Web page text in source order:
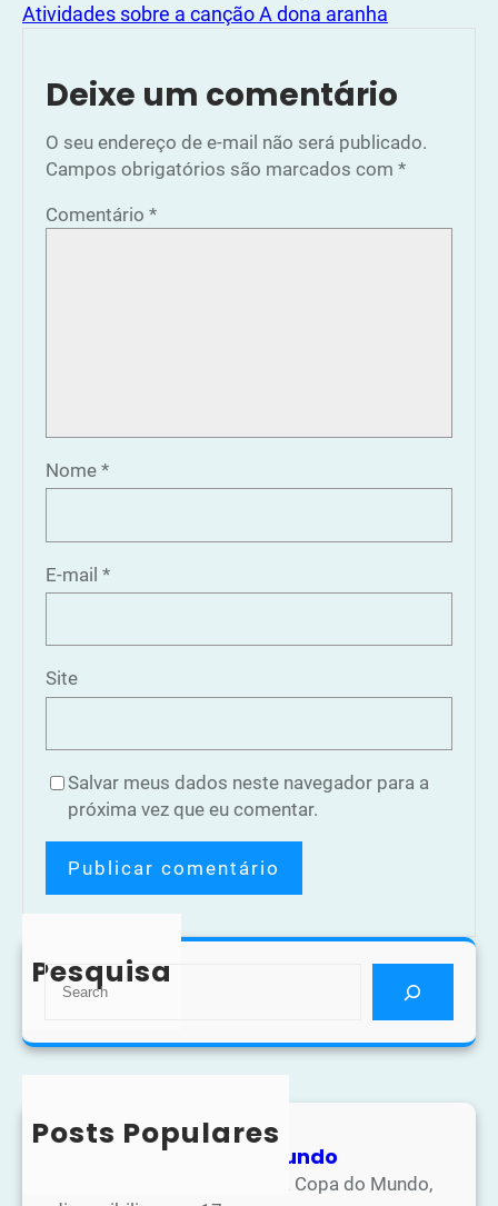
Atividades sobre a canção A dona aranha
Deixe um comentário
O seu endereço de e-mail não será publicado.
Campos obrigatórios são marcados com *
Comentário *
Nome *
E-mail *
Site
Salvar meus dados neste navegador para a
próxima vez que eu comentar.
Pesquisa
S
r
Posts Populares
Atividades Copa do Mundo
Na apostila de atividades da Copa do Mundo,